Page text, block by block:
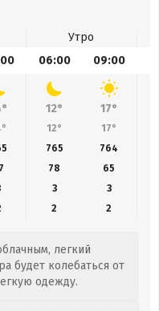
Утро
06:00 09:00
12° 17°
12° 17°
765 764
78
65
3
3
2 2
легкий
будет колебаться от
одежду.